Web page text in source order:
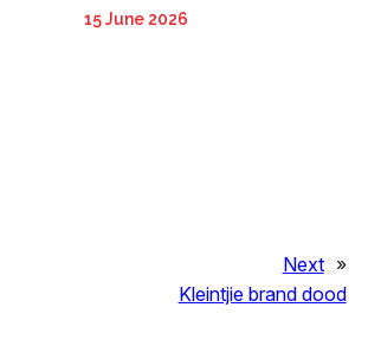
15 June 2026
Next »
Kleintjie brand dood